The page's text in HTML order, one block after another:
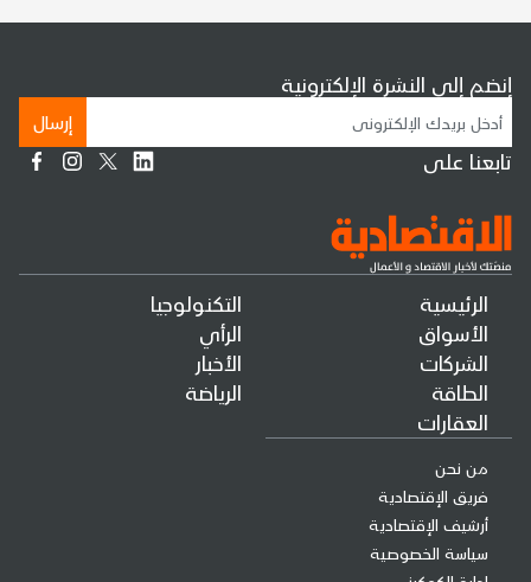
الرئيسية
الأسواق
الشركات
الطاقة
العقارات
التكنولوجيا
الرأي
الأخبار
الرياضة
من نحن
فريق الإقتصادية
أرشيف الإقتصادية
سياسة الخصوصية
إنضم إلى النشرة الإلكترونية
إرسال
تابعنا على